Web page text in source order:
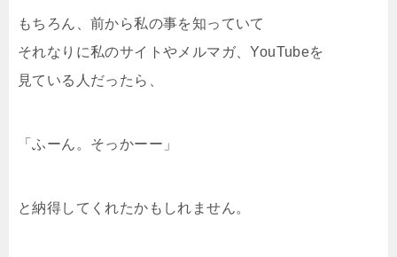
もちろん、前から私の事を知っていて
それなりに私のサイトやメルマガ、YouTubeを
見ている人だったら、
「ふーん。そっかーー」
と納得してくれたかもしれません。